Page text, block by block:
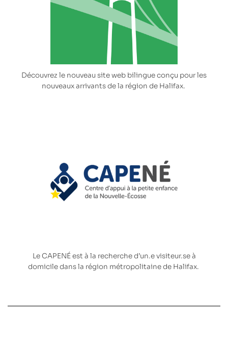
Découvrez le nouveau site web bilingue conçu pour les
nouveaux arrivantsde la région de Halifax.
LeCAPENÉest à la recherche d’un.e visiteur.se à
domicile dans la région métropolitaine de Halifax.